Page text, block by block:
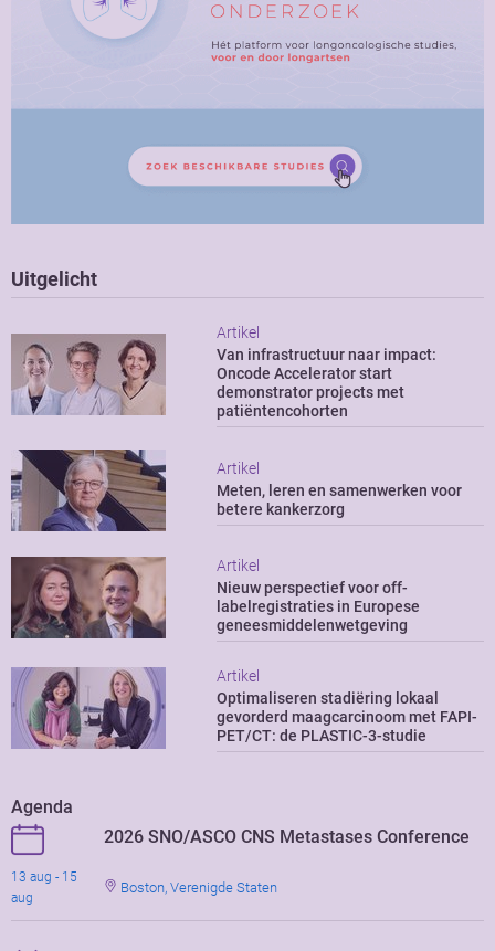
Uitgelicht
Artikel
Van infrastructuur naar impact:
Oncode Accelerator start
demonstrator projects met
patiëntencohorten
Artikel
Meten, leren en samenwerken voor
betere kankerzorg
Artikel
Nieuw perspectief voor off-
labelregistraties in Europese
geneesmiddelenwetgeving
Artikel
Optimaliseren stadiëring lokaal
gevorderd maagcarcinoom met FAPI-
PET/CT: de PLASTIC-3-studie
Agenda
2026 SNO/ASCO CNS Metastases Conference
13 aug - 15
aug
Boston, Verenigde Staten